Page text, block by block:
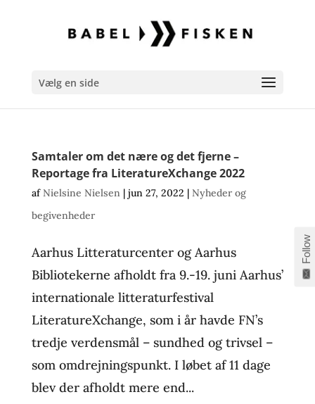
Vælg en side
Samtaler om det nære og det fjerne –
Reportage fra LiteratureXchange 2022
afNielsine Nielsen| jun 27, 2022 | Nyheder og
begivenheder
Aarhus Litteraturcenter og Aarhus
Bibliotekerne afholdt fra 9.-19. juni Aarhus’
internationale litteraturfestival
LiteratureXchange, som i år havde FN’s
tredje verdensmål – sundhed og trivsel –
som omdrejningspunkt. I løbet af 11 dage
blev der afholdt mere end...
Follow